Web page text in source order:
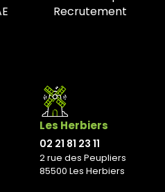
Recrutement
Les Herbiers
02 21 81 23 11
2 rue des Peupliers
85500 Les Herbiers